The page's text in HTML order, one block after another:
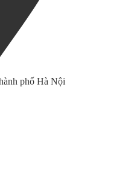
phố Hà Nội